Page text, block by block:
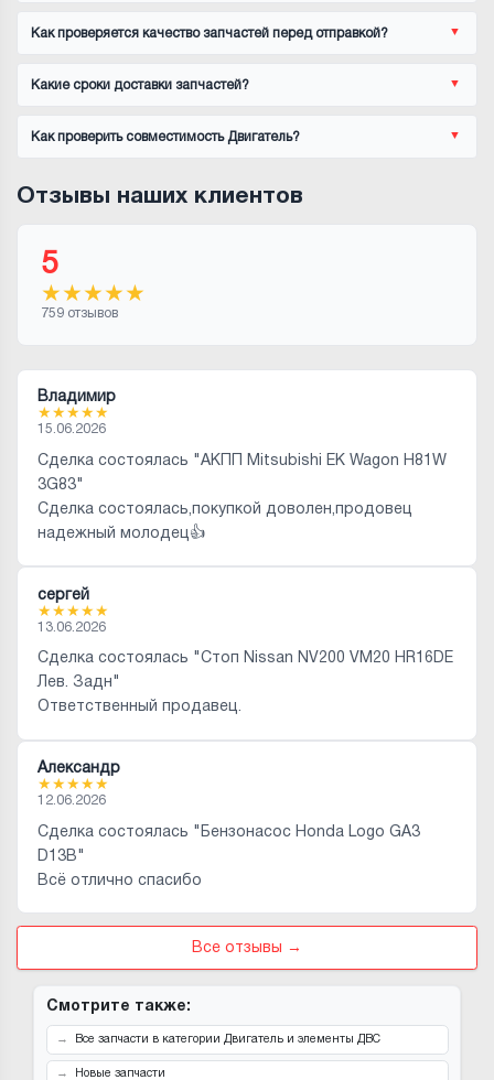
Как проверяется качество запчастей перед отправкой?
Какие сроки доставки запчастей?
Как проверить совместимость Двигатель?
Отзывы наших клиентов
5
★★★★★
759 отзывов
Владимир
★★★★★
15.06.2026
Сделка состоялась "АКПП Mitsubishi EK Wagon H81W
3G83"
Сделка состоялась,покупкой доволен,продовец
надежный молодец👍
сергей
★★★★★
13.06.2026
Сделка состоялась "Стоп Nissan NV200 VM20 HR16DE
Лев. Задн"
Ответственный продавец.
Александр
★★★★★
12.06.2026
Сделка состоялась "Бензонасос Honda Logo GA3
D13B"
Всё отлично спасибо
Все отзывы →
Смотрите также:
Все запчасти в категории Двигатель и элементы ДВС
Новые запчасти